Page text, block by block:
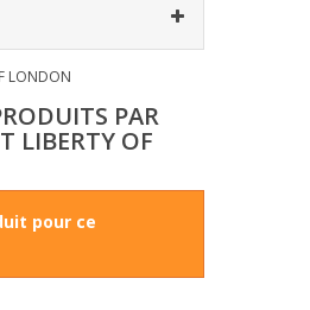
LONDON
PAR
LIBERTY OF
pour ce